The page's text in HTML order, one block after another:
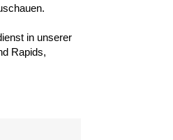
in unserer
Rapids,